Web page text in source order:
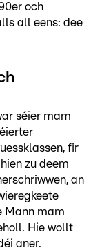
och
all eens: dee
séier mam
fir
zu deem
an
Mann mam
Hie wollt
aner.